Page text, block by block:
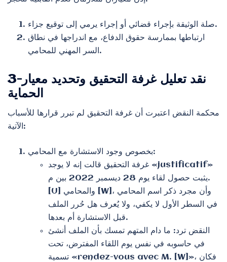
صلة الوثيقة بإجراء قضائي أو إجراء يرمي إلى توقيع جزاء.
ارتباطها بممارسة حقوق الدفاع، مع اندراجها في نطاق
السر المهني للمحامي.
3-نقد تعليل غرفة التحقيق وتحديد معيار
الحماية
محكمة النقض اعتبرت أن غرفة التحقيق لم تبرر قرارها للأسباب
الآتية:
بخصوص وجود الاستشارة مع المحامي:
غرفة التحقيق قالت إنه لا يوجد «justificatif»
يثبت حصول لقاء يوم 28 ديسمبر 2022 بين م.
[U] والمحامي [W]، وأن مجرد ذكر اسم المحامي
في السطر الأول لا يكفي، ولا يُعرف هل حُرر الملف
قبل الاستشارة أم بعدها.
النقض ترد: ما دام المتهم تمسك بأن الملف أنشئ
في حاسوبه في نفس يوم اللقاء المفترض، تحت
تسمية «rendez-vous avec M. [W]»، فكان